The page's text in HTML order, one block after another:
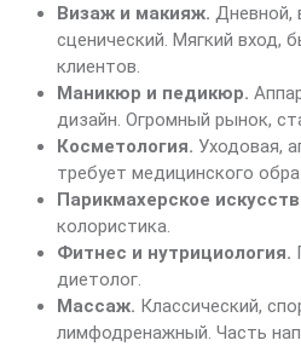
Визаж и макияж. Дневной,
сценический. Мягкий вход,
клиентов.
Маникюр и педикюр.
дизайн. Огромный рынок,
Косметология. Уходовая,
требует медицинского
Парикмахерское
колористика.
Фитнес и нутрициология.
диетолог.
Массаж. Классический,
лимфодренажный. Часть